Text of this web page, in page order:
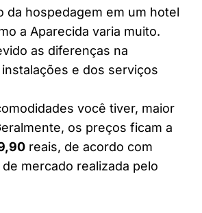
da hospedagem em um hotel
a Aparecida varia muito.
as diferenças na
e dos serviços
você tiver, maior
os preços ficam a
reais, de acordo com
mercado realizada pelo